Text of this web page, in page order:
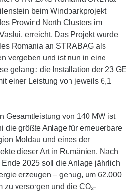
beim Windparkprojekt
Prowind North Clusters im
erreicht. Das Projekt wurde
Romania an STRABAG als
vergeben und ist nun in eine
gelangt: die Installation der 23 GE
einer Leistung von jeweils 6,1
Gesamtleistung von 140 MW ist
die größte Anlage für erneuerbare
Moldau und eines der
dieser Art in Rumänien. Nach
2025 soll die Anlage jährlich
erzeugen – genug, um 62.000
zu versorgen und die CO₂-